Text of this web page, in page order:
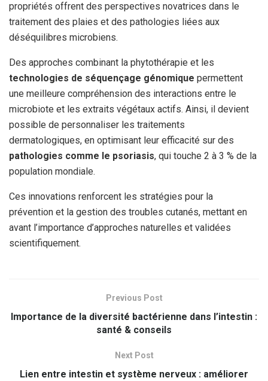
propriétés offrent des perspectives novatrices dans le
traitement des plaies et des pathologies liées aux
déséquilibres microbiens.
Des approches combinant la phytothérapie et les
technologies de séquençage génomique permettent
une meilleure compréhension des interactions entre le
microbiote et les extraits végétaux actifs. Ainsi, il devient
possible de personnaliser les traitements
dermatologiques, en optimisant leur efficacité sur des
pathologies comme le psoriasis, qui touche 2 à 3 % de la
population mondiale.
Ces innovations renforcent les stratégies pour la
prévention et la gestion des troubles cutanés, mettant en
avant l’importance d’approches naturelles et validées
scientifiquement.
Previous Post
Importance de la diversité bactérienne dans l’intestin :
santé & conseils
Next Post
Lien entre intestin et système nerveux : améliorer